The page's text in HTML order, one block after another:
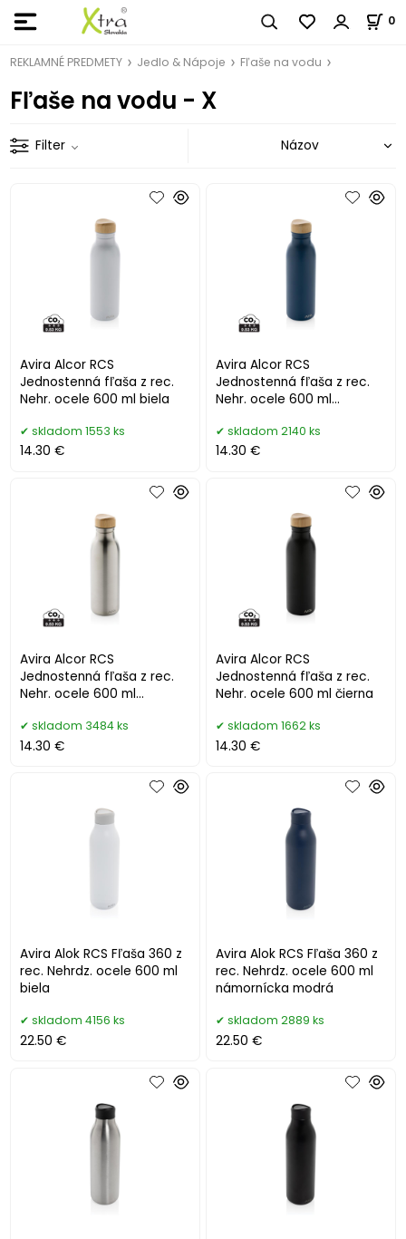
0
REKLAMNÉ PREDMETY Jedlo & Nápoje Fľaše na vodu
Fľaše na vodu - X
Filter
Avira Alcor RCS
Jednostenná fľaša z rec.
Nehr. ocele 600 ml biela
skladom 1553 ks
14.30 €
Avira Alcor RCS
Jednostenná fľaša z rec.
Nehr. ocele 600 ml
skladom 2140 ks
14.30 €
Avira Alcor RCS
Jednostenná fľaša z rec.
Nehr. ocele 600 ml
skladom 3484 ks
14.30 €
Avira Alcor RCS
Jednostenná fľaša z rec.
Nehr. ocele 600 ml čierna
skladom 1662 ks
14.30 €
Avira Alok RCS Fľaša 360 z
rec. Nehrdz. ocele 600 ml
biela
skladom 4156 ks
22.50 €
Avira Alok RCS Fľaša 360 z
rec. Nehrdz. ocele 600 ml
námornícka modrá
skladom 2889 ks
22.50 €